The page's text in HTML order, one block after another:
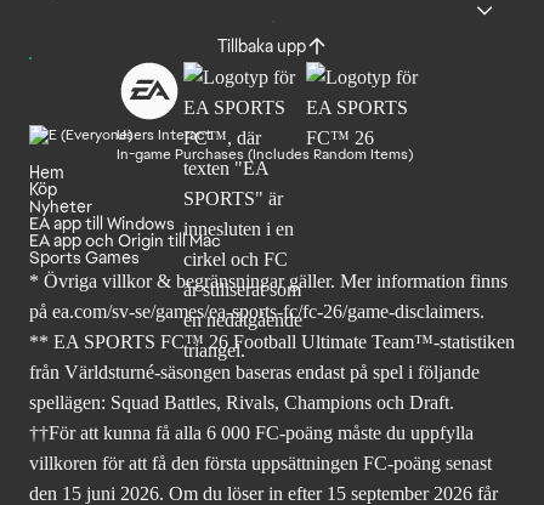
Tillbaka upp
Users Interact
In-game Purchases (Includes Random Items)
Hem
Köp
Nyheter
EA app till Windows
EA app och Origin till Mac
Sports Games
* Övriga villkor & begränsningar gäller. Merinformation finns
på ea.com/sv-se/games/ea-sports-fc/fc-26/game-disclaimers.
** EA SPORTS FC™ 26 Football Ultimate Team™-statistiken
från Världsturné-säsongen baseras endast på spel i följande
spellägen: Squad Battles, Rivals, Champions och Draft.
††För att kunna få alla 6 000 FC-poäng måste du uppfylla
villkoren för att få den första uppsättningen FC-poäng senast
den 15 juni 2026. Om du löser in efter 15 september 2026 får